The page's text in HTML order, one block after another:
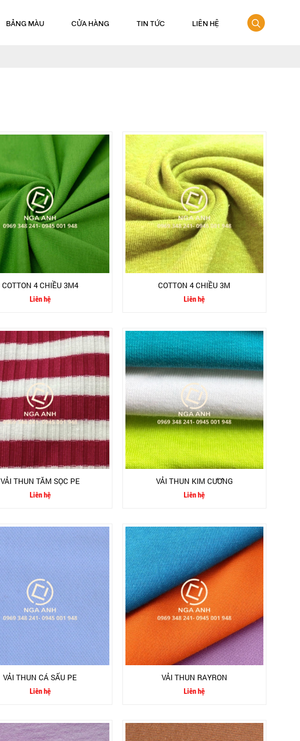
BẢNG MÀU CỬA HÀNG TIN TỨC LIÊN HỆ
COTTON 4 CHIỀU 3M4
Liên hệ
COTTON 4 CHIỀU 3M
Liên hệ
VẢI THUN TĂM SỌC PE
Liên hệ
VẢI THUN KIM CƯƠNG
Liên hệ
VẢI THUN CÁ SẤU PE
Liên hệ
VẢI THUN RAYRON
Liên hệ